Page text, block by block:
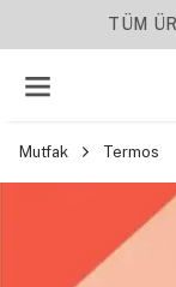
TÜM
Mutfak Termos